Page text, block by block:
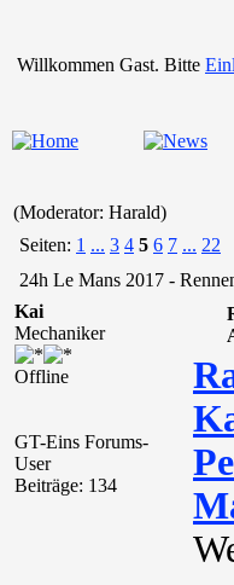
Willkommen Gast. Bitte
(Moderator: Harald)
Seiten: 1 ... 3 4 5 6 7 ... 22
24h Le Mans 2017 -
Kai
Mechaniker
Offline
GT-Eins Forums-
User
Beiträge: 134